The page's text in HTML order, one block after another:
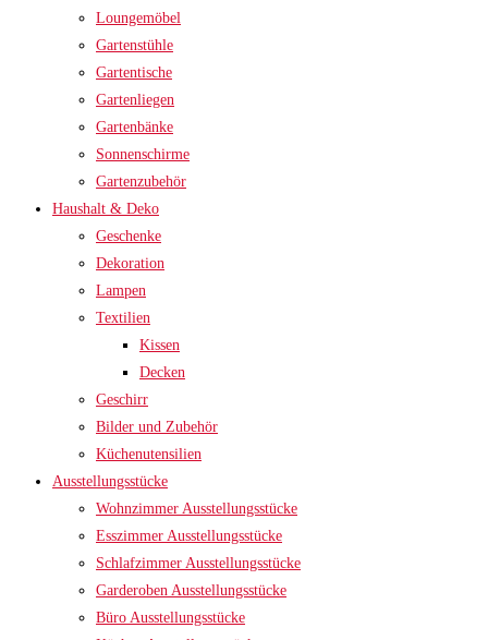
Loungemöbel
Gartenstühle
Gartentische
Gartenliegen
Gartenbänke
Sonnenschirme
Gartenzubehör
Haushalt & Deko
Geschenke
Dekoration
Lampen
Textilien
Kissen
Decken
Geschirr
Bilder und Zubehör
Küchenutensilien
Ausstellungsstücke
Wohnzimmer Ausstellungsstücke
Esszimmer Ausstellungsstücke
Schlafzimmer Ausstellungsstücke
Garderoben Ausstellungsstücke
Büro Ausstellungsstücke